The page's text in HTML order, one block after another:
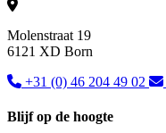
Molenstraat 19
6121 XD Born
+31 (0) 46 204 49 02
Blijf op de hoogte